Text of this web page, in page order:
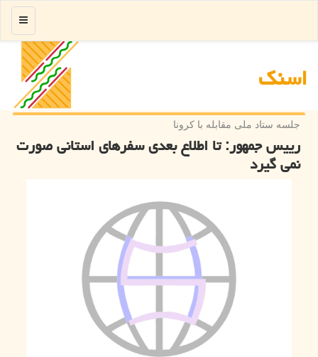
اسنك
منو
جلسه ستاد ملی مقابله با كرونا
رییس جمهور: تا اطلاع بعدی سفرهای استانی صورت
نمی گیرد